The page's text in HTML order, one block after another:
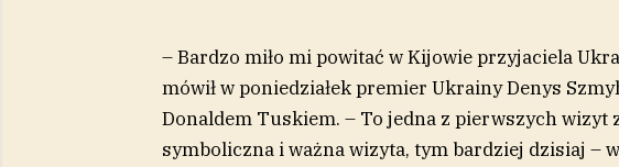
– Bardzo miło mi powitać w Kijowie przyjaciela
mówił w poniedziałek premier Ukrainy Denys
Donaldem Tuskiem. – To jedna z pierwszych wizyt
symboliczna i ważna wizyta, tym bardziej dzisiaj –